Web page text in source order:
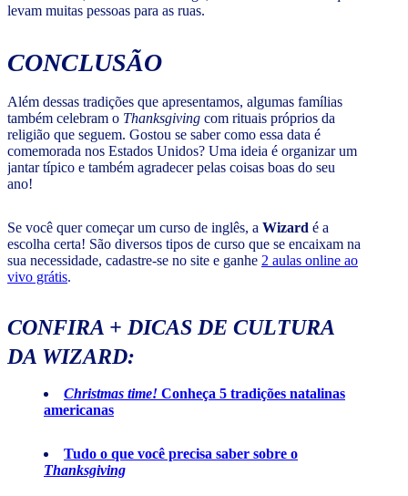
levam muitas pessoas para as ruas.
CONCLUSÃO
Além dessas tradições que apresentamos, algumas famílias
também celebram o Thanksgiving com rituais próprios da
religião que seguem. Gostou se saber como essa data é
comemorada nos Estados Unidos? Uma ideia é organizar um
jantar típico e também agradecer pelas coisas boas do seu
ano!
Se você quer começar um curso de inglês, a Wizard é a
escolha certa! São diversos tipos de curso que se encaixam na
sua necessidade, cadastre-se no site e ganhe 2 aulas online ao
vivo grátis.
CONFIRA + DICAS DE CULTURA
DA WIZARD:
Christmas time! Conheça 5 tradições natalinas
americanas
Tudo o que você precisa saber sobre o
Thanksgiving